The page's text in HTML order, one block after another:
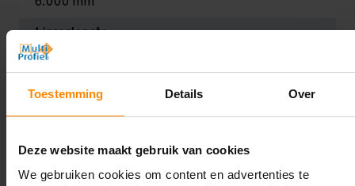
Toestemming Details Over
Deze website maakt gebruik van cookies
We gebruiken cookies om content en advertenties te
Liggerlengte:
1.000 mm
Aantal niveaus:
7
Draagkracht:
Zwaar (200 kg per legbord)